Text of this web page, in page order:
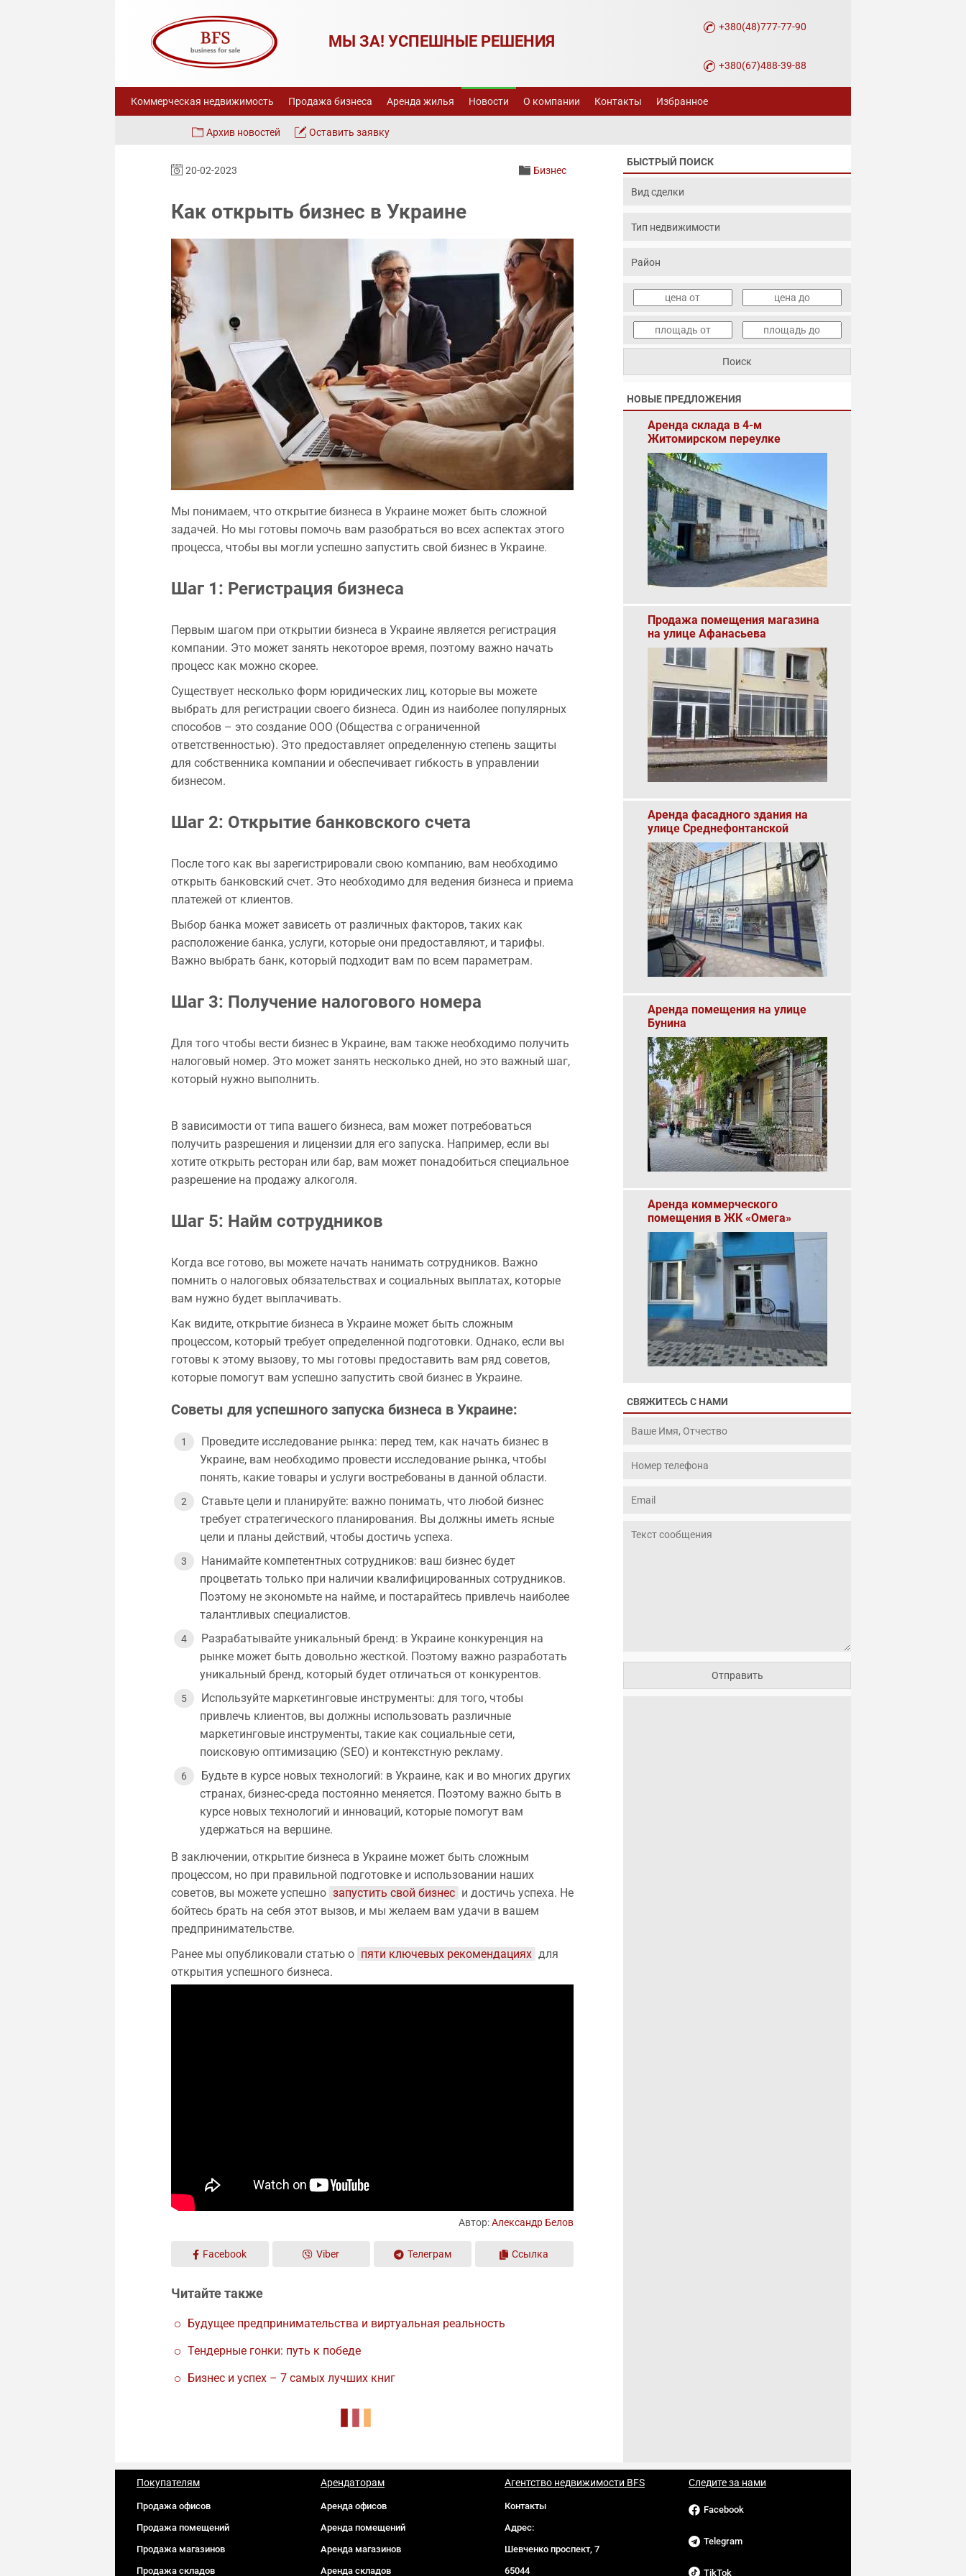
+380(48)777-77-90
+380(67)488-39-88
МЫ ЗА! УСПЕШНЫЕ РЕШЕНИЯ
Коммерческая недвижимость Продажа бизнеса Аренда жилья Новости О компании Контакты Избранное
Архив новостей Оставить заявку
20-02-2023 Бизнес
Как открыть бизнес в Украине
Мы понимаем, что открытие бизнеса в Украине может быть сложной
задачей. Но мы готовы помочь вам разобраться во всех аспектах этого
процесса, чтобы вы могли успешно запустить свой бизнес в Украине.
Шаг 1: Регистрация бизнеса
Первым шагом при открытии бизнеса в Украине является регистрация
компании. Это может занять некоторое время, поэтому важно начать
процесс как можно скорее.
Существует несколько форм юридических лиц, которые вы можете
выбрать для регистрации своего бизнеса. Один из наиболее популярных
способов – это создание ООО (Общества с ограниченной
ответственностью). Это предоставляет определенную степень защиты
для собственника компании и обеспечивает гибкость в управлении
бизнесом.
Шаг 2: Открытие банковского счета
После того как вы зарегистрировали свою компанию, вам необходимо
открыть банковский счет. Это необходимо для ведения бизнеса и приема
платежей от клиентов.
Выбор банка может зависеть от различных факторов, таких как
расположение банка, услуги, которые они предоставляют, и тарифы.
Важно выбрать банк, который подходит вам по всем параметрам.
Шаг 3: Получение налогового номера
Для того чтобы вести бизнес в Украине, вам также необходимо получить
налоговый номер. Это может занять несколько дней, но это важный шаг,
который нужно выполнить.
В зависимости от типа вашего бизнеса, вам может потребоваться
получить разрешения и лицензии для его запуска. Например, если вы
хотите открыть ресторан или бар, вам может понадобиться специальное
разрешение на продажу алкоголя.
Шаг 5: Найм сотрудников
Когда все готово, вы можете начать нанимать сотрудников. Важно
помнить о налоговых обязательствах и социальных выплатах, которые
вам нужно будет выплачивать.
Как видите, открытие бизнеса в Украине может быть сложным
процессом, который требует определенной подготовки. Однако, если вы
готовы к этому вызову, то мы готовы предоставить вам ряд советов,
которые помогут вам успешно запустить свой бизнес в Украине.
Советы для успешного запуска бизнеса в Украине:
Проведите исследование рынка: перед тем, как начать бизнес в
Украине, вам необходимо провести исследование рынка, чтобы
понять, какие товары и услуги востребованы в данной области.
Ставьте цели и планируйте: важно понимать, что любой бизнес
требует стратегического планирования. Вы должны иметь ясные
цели и планы действий, чтобы достичь успеха.
Нанимайте компетентных сотрудников: ваш бизнес будет
процветать только при наличии квалифицированных сотрудников.
Поэтому не экономьте на найме, и постарайтесь привлечь наиболее
талантливых специалистов.
Разрабатывайте уникальный бренд: в Украине конкуренция на
рынке может быть довольно жесткой. Поэтому важно разработать
уникальный бренд, который будет отличаться от конкурентов.
Используйте маркетинговые инструменты: для того, чтобы
привлечь клиентов, вы должны использовать различные
маркетинговые инструменты, такие как социальные сети,
поисковую оптимизацию (SEO) и контекстную рекламу.
Будьте в курсе новых технологий: в Украине, как и во многих других
странах, бизнес-среда постоянно меняется. Поэтому важно быть в
курсе новых технологий и инноваций, которые помогут вам
удержаться на вершине.
В заключении, открытие бизнеса в Украине может быть сложным
процессом, но при правильной подготовке и использовании наших
советов, вы можете успешно запустить свой бизнес и достичь успеха. Не
бойтесь брать на себя этот вызов, и мы желаем вам удачи в вашем
предпринимательстве.
Ранее мы опубликовали статью о пяти ключевых рекомендациях для
открытия успешного бизнеса.
Автор:Александр Белов
Facebook Viber Телеграм Ссылка
Читайте также
Будущее предпринимательства и виртуальная реальность
Тендерные гонки: путь к победе
Бизнес и успех – 7 самых лучших книг
БЫСТРЫЙ ПОИСК
НОВЫЕ ПРЕДЛОЖЕНИЯ
Аренда склада в 4-м
Житомирском переулке
Продажа помещения магазина
на улице Афанасьева
Аренда фасадного здания на
улице Среднефонтанской
Аренда помещения на улице
Бунина
Аренда коммерческого
помещения в ЖК «Омега»
СВЯЖИТЕСЬ С НАМИ
Покупателям
Продажа офисов
Продажа помещений
Продажа магазинов
Продажа складов
Арендаторам
Аренда офисов
Аренда помещений
Аренда магазинов
Аренда складов
Агентство недвижимости BFS
Контакты
Адрес:
Шевченко проспект, 7
65044
Следите за нами
Facebook
Telegram
TikTok